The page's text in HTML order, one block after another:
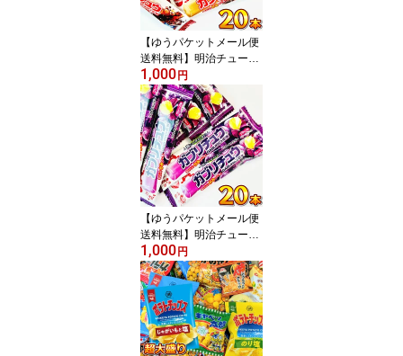
【ゆうパケットメール便
送料無料】明治チューイ
ング ガブリチュウ コー
ラ 味 20本【 お祭り イベ
ント お菓子 大量 お菓子
詰め合わせ お試し ポイ
ント消化 プレゼント 子
供 景品 個包装】
1,000 円
【ゆうパケットメール便
送料無料】明治チューイ
ング ガブリチュウ グレ
ープ 味 20本【 お祭り イ
ベント お菓子 大量 お菓
子 詰め合わせ お試し ポ
イント消化 プレゼント
子供 景品 個包装】
1,000 円